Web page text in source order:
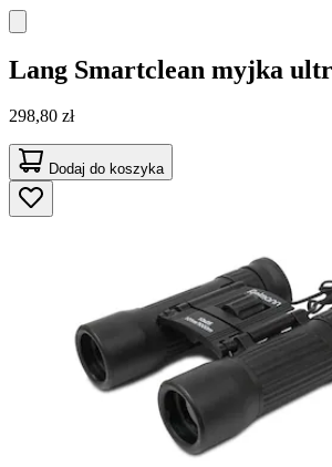
Lang Smartclean myjka
298,80 zł
Dodaj do koszyka